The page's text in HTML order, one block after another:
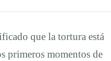
que la tortura está
primeros momentos de